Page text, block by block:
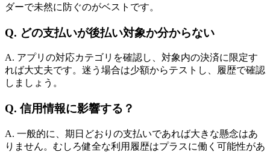
ダーで未然に防ぐのがベストです。
Q. どの支払いが後払い対象か分からない
A. アプリの対応カテゴリを確認し、対象内の決済に限定す
れば大丈夫です。迷う場合は少額からテストし、履歴で確認
しましょう。
Q. 信用情報に影響する？
A. 一般的に、期日どおりの支払いであれば大きな懸念はあ
りません。むしろ健全な利用履歴はプラスに働く可能性があ